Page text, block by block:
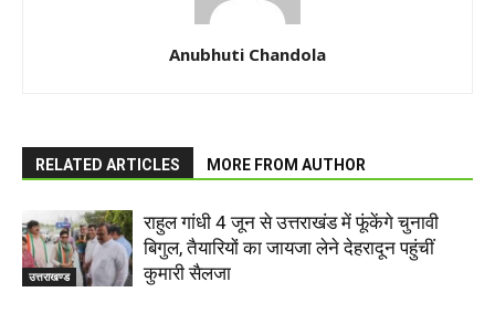
Anubhuti Chandola
RELATED ARTICLES MORE FROM AUTHOR
उत्तराखण्ड
राहुल गांधी 4 जून से उत्तराखंड में फूंकेंगे चुनावी
बिगुल, तैयारियों का जायजा लेने देहरादून पहुंचीं
कुमारी सैलजा